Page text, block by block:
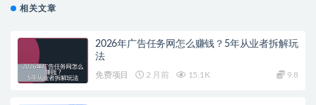
相关文章
2026年广告任务网怎么赚钱？5年从业者拆解玩
法
免费项目 2 月前 15.1K 9.8